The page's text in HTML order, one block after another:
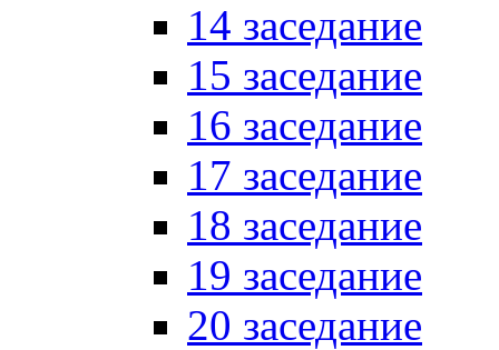
14 заседание
15 заседание
16 заседание
17 заседание
18 заседание
19 заседание
20 заседание